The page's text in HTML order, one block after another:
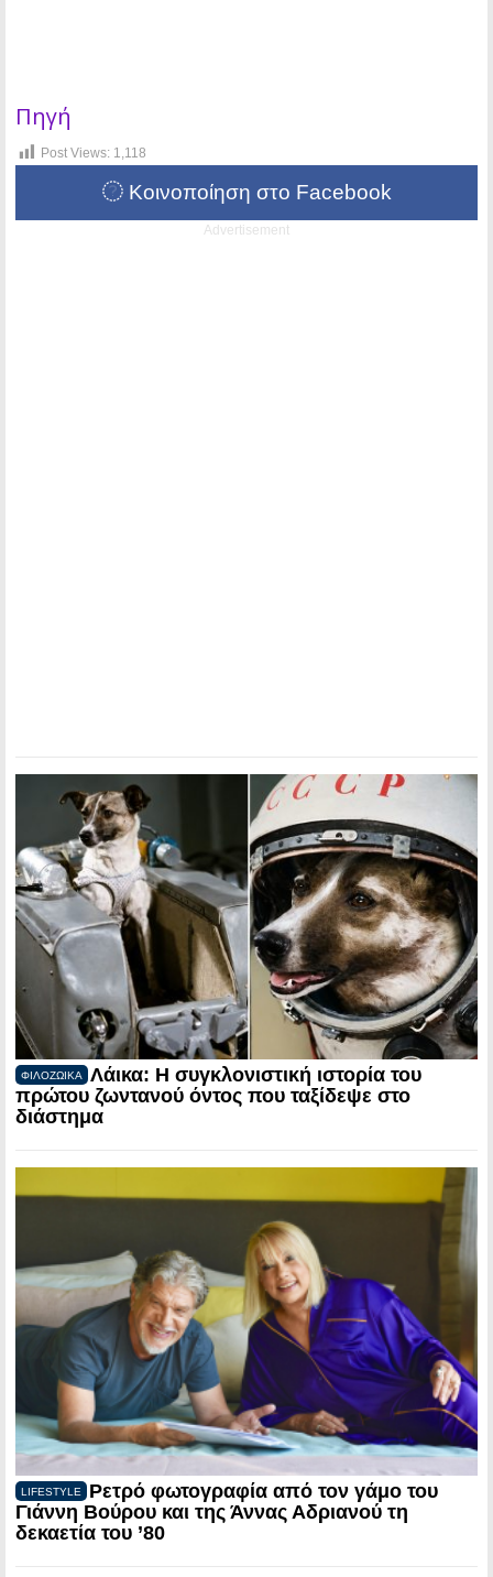
Πηγή
Post Views: 1,118
Κοινοποίηση στο Facebook
Advertisement
ΦΙΛΟΖΩΙΚΑ
Λάικα: Η συγκλονιστική ιστορία του
πρώτου ζωντανού όντος που ταξίδεψε στο
διάστημα
LIFESTYLE
Ρετρό φωτογραφία από τον γάμο του
Γιάννη Βούρου και της Άννας Αδριανού τη
δεκαετία του ’80